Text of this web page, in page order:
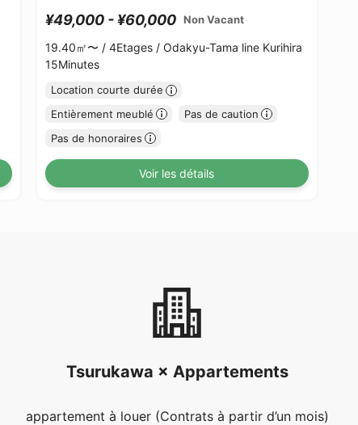
¥49,000 - ¥60,000 Non Vacant
19.40㎡〜 /4Etages /Odakyu-Tama line Kurihira
15Minutes
Location courte durée
Entièrement meublé
Pas de caution
Pas de honoraires
Voir les détails
Tsurukawa × Appartements
appartement à louer (Contrats à partir d’un mois)